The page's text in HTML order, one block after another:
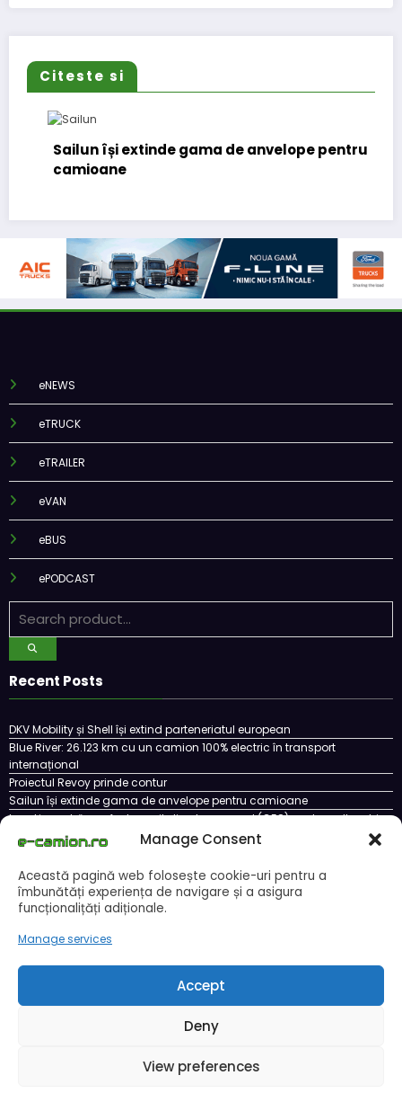
Manage Consent
Această pagină web folosește cookie-uri pentru a
îmbunătăți experiența de navigare și a asigura
funcționalițăți adiționale.
Manage services
Accept
Deny
View preferences
Citeste si
Sailun își extinde gama de anvelope pentru
camioane
eNEWS
eTRUCK
eTRAILER
eVAN
eBUS
ePODCAST
Recent Posts
DKV Mobility și Shell își extind parteneriatul european
Blue River: 26.123 km cu un camion 100% electric în transport
internațional
Proiectul Revoy prinde contur
Sailun își extinde gama de anvelope pentru camioane
Lars Ljungström a fost numit director general (CFO) pentru cellcentric
Cookie Policy (EU)
Ce este un cookie si cum se poate dezactiva
Politica de confidentialitate